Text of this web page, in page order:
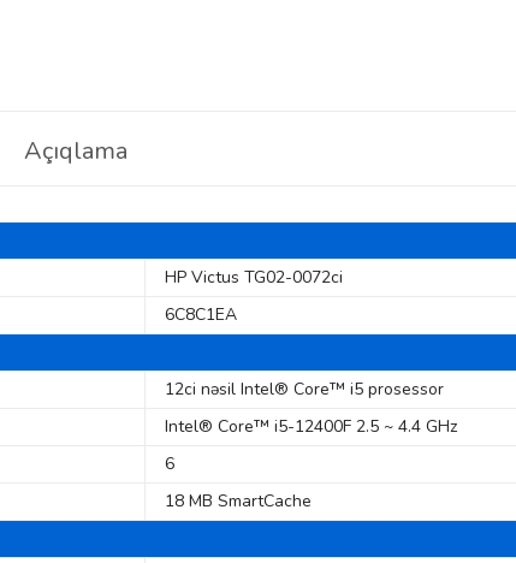
Açıqlama
HP Victus TG02-0072ci
6C8C1EA
12ci nəsil Intel® Core™ i5 prosessor
Intel® Core™ i5-12400F 2.5 ~ 4.4 GHz
6
18 MB SmartCache